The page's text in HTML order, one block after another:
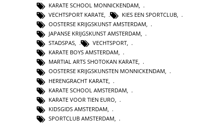
KARATE SCHOOL MONNICKENDAM,
VECHTSPORT KARATE, KIES EEN SPORTCLUB,
OOSTERSE KRIJGSKUNST AMSTERDAM,
JAPANSE KRIJGSKUNST AMSTERDAM,
STADSPAS, VECHTSPORT,
KARATE BOYS AMSTERDAM,
MARTIAL ARTS SHOTOKAN KARATE,
OOSTERSE KRIJGSKUNSTEN MONNICKENDAM,
HERENGRACHT KARATE
KARATE SCHOOL AMSTERDAM
KARATE VOOR TIEN EURO
KIDSGIDS AMSTERDAM
SPORTCLUB AMSTERDAM